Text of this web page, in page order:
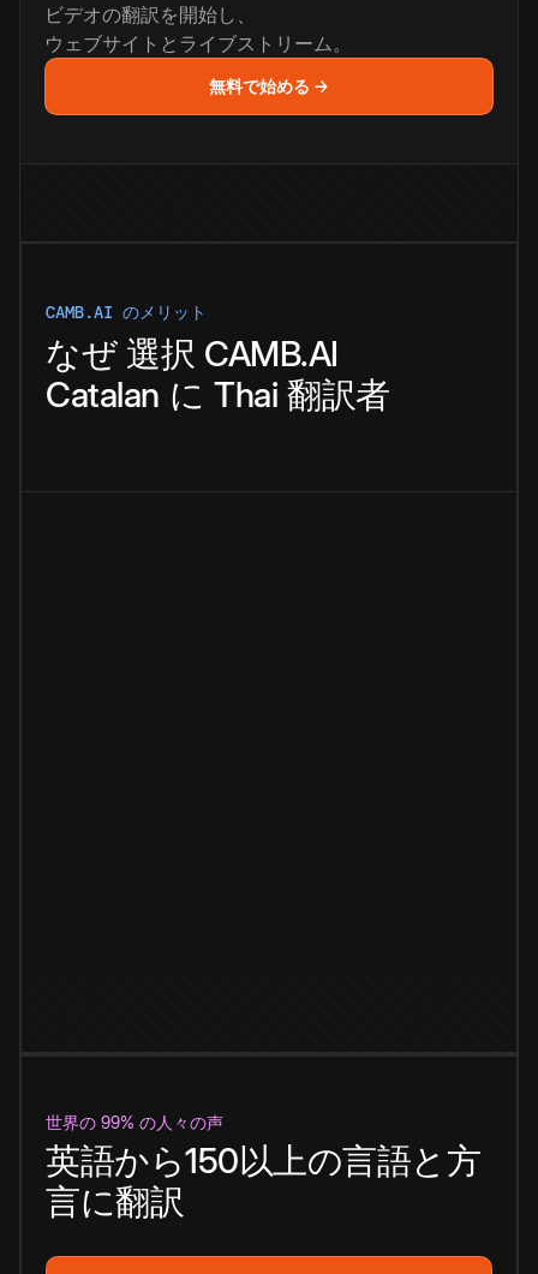
ビデオの翻訳を開始し、
ウェブサイトとライブストリーム。
無料で始める →
CAMB.AI のメリット
なぜ 選択 CAMB.AI
Catalan に Thai 翻訳者
世界の 99% の人々の声
英語から150以上の言語と方
言に翻訳